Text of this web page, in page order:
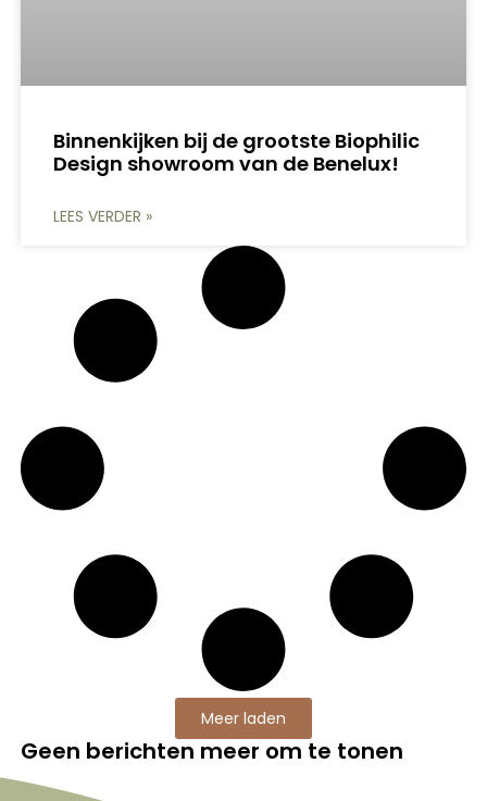
Binnenkijken bij de grootste Biophilic
Design showroom van de Benelux!
LEES VERDER »
Meer laden
Geen berichten meer om te tonen